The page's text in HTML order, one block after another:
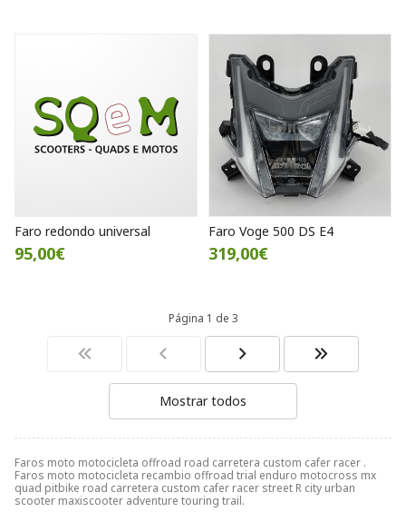
Faros moto motocicleta offroad road carretera custom cafer racer .
Faros moto motocicleta recambio offroad trial enduro motocross mx
quad pitbike road carretera custom cafer racer street R city urban
scooter maxiscooter adventure touring trail.
Faro redondo universal
95,00€
Faro Voge 500 DS E4
319,00€
Página 1 de 3
Mostrar todos